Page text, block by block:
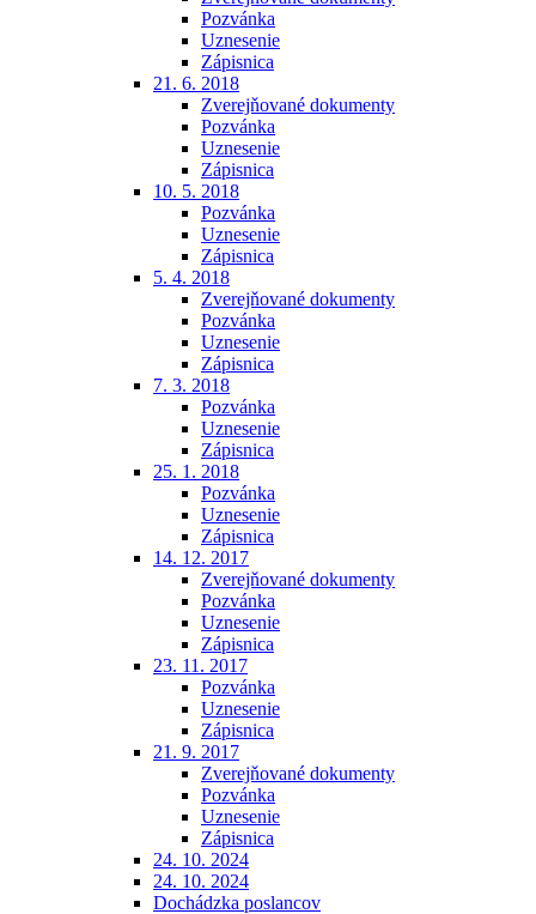
Pozvánka
Uznesenie
Zápisnica
21. 6. 2018
Zverejňované dokumenty
Pozvánka
Uznesenie
Zápisnica
10. 5. 2018
Pozvánka
Uznesenie
Zápisnica
5. 4. 2018
Zverejňované dokumenty
Pozvánka
Uznesenie
Zápisnica
7. 3. 2018
Pozvánka
Uznesenie
Zápisnica
25. 1. 2018
Pozvánka
Uznesenie
Zápisnica
14. 12. 2017
Zverejňované dokumenty
Pozvánka
Uznesenie
Zápisnica
23. 11. 2017
Pozvánka
Uznesenie
Zápisnica
21. 9. 2017
Zverejňované dokumenty
Pozvánka
Uznesenie
Zápisnica
24. 10. 2024
24. 10. 2024
Dochádzka poslancov